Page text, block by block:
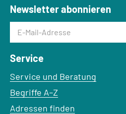
Newsletter abonnieren
E-Mail-Adresse
Service
Service und Beratung
Begriffe A–Z
Adressen finden